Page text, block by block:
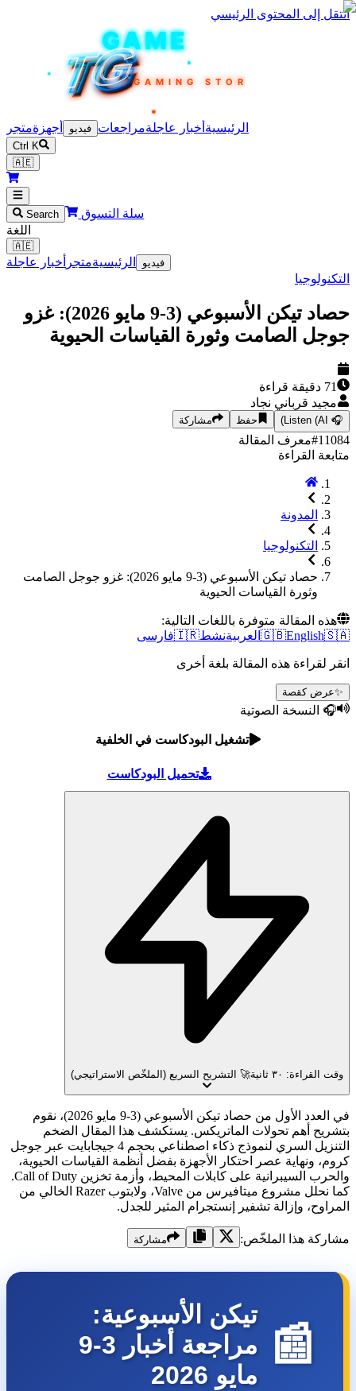
إلى المحتوى الرئيسي
TEKINGAME
TG
TG
TG
TG
TGGAMING STORE
الرئيسية أخبار عاجلة مراجعات فيديو أجهزة متجر
Ctrl K
Search
سلة التسوق
الرئيسية متجرأخبار عاجلة
حصاد تيكن الأسبوعي (3-9 مايو 2026): غزو
الصامت وثورة القياسات الحيوية
دقيقة قراءة
قرباني نجاد
Listen حفظ مشاركة
#معرف المقالة
القراءة
المدونة
التكنولوجيا
حصاد تيكن الأسبوعي (3-9 مايو 2026): غزو جوجل الصامت
وثورة القياسات الحيوية
المقالة متوفرة باللغات التالية:
🇬🇧English العربية نشط🇮🇷فارسی
هذه المقالة بلغة أخرى
كقصة
الصوتية
تشغيل البودكاست في الخلفية
تحميل البودكاست
٣٠ ثانية 🚀 التشريح السريع (الملخّص الاستراتيجي)
في العدد الأول من حصاد تيكن الأسبوعي (3-9 مايو 2026)، نقوم
أهم تحولات الماتريكس. يستكشف هذا المقال الضخم
التنزيل السري لنموذج ذكاء اصطناعي بحجم 4 جيجابايت عبر جوجل
ونهاية عصر احتكار الأجهزة بفضل أنظمة القياسات الحيوية،
والحرب السيبرانية على كابلات المحيط، وأزمة تخزين Call of Duty.
كما نحلل مشروع ميتافيرس من Valve، ولابتوب Razer الخالي من
وإزالة تشفير إنستجرام المثير للجدل.
هذا الملخّص: مشاركة
📰
تيكن الأسبوعية:
مراجعة أخبار 3-9
مايو 2026